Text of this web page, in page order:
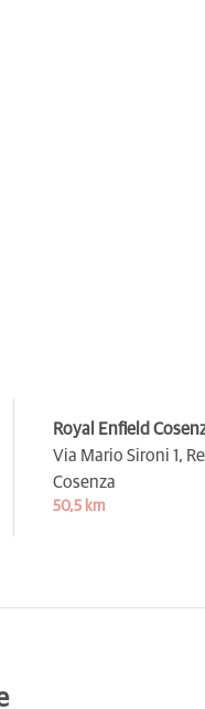
Royal Enfield
Via Mario Sironi 1,
Cosenza
50,5 km